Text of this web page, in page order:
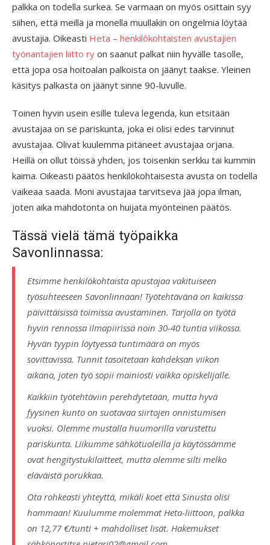
palkka on todella surkea. Se varmaan on myös osittain syy
siihen, että meillä ja monella muullakin on ongelmia löytää
avustajia. Oikeasti Heta – henkilökohtaisten avustajien
työnantajien liitto ry on saanut palkat niin hyvälle tasolle,
että jopa osa hoitoalan palkoista on jäänyt taakse. Yleinen
käsitys palkasta on jäänyt sinne 90-luvulle.
Toinen hyvin usein esille tuleva legenda, kun etsitään
avustajaa on se pariskunta, joka ei olisi edes tarvinnut
avustajaa. Olivat kuulemma pitäneet avustajaa orjana.
Heillä on ollut töissä yhden, jos toisenkin serkku tai kummin
kaima. Oikeasti päätös henkilökohtaisesta avusta on todella
vaikeaa saada. Moni avustajaa tarvitseva jää jopa ilman,
joten aika mahdotonta on huijata myönteinen päätös.
Tässä vielä tämä työpaikka
Savonlinnassa:
Etsimme henkilökohtaista apustajaa vakituiseen
työsuhteeseen Savonlinnaan! Työtehtävänä on kaikissa
päivittäisissä toimissa avustaminen. Tarjolla on työtä
hyvin rennossa ilmapiirissä noin 30-40 tuntia viikossa.
Hyvän tyypin löytyessä tuntimäärä on myös
sovittavissa. Tunnit tasoitetaan kahdeksan viikon
aikana, joten työ sopii mainiosti vaikka opiskelijalle.
Kaikkiin työtehtäviin perehdytetään, mutta hyvä
fyysinen kunto on suotavaa siirtojen onnistumisen
vuoksi. Olemme mustalla huumorilla varustettu
pariskunta. Liikumme sähkötuoleilla ja käytössämme
ovat hengitystukilaitteet, mutta olemme silti melko
eläväistä porukkaa.
Ota rohkeasti yhteyttä, mikäli koet että Sinusta olisi
hommaan! Kuulumme molemmat Heta-liittoon, palkka
on 12,77 €/tunti + mahdolliset lisät. Hakemukset